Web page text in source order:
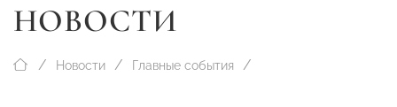
НОВОСТИ
Новости Главные события